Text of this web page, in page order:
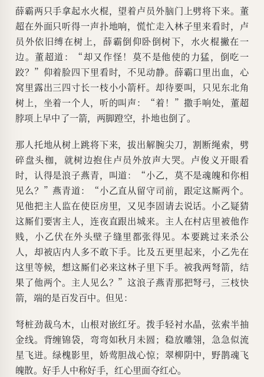
薛霸两只手拿起水火棍，望着卢员外脑门上劈将下来。董
超在外面只听得一声扑地响，慌忙走入林子里来看时，卢
员外依旧缚在树上，薛霸倒仰卧倒树下，水火棍撇在一
边。董超道：“却又作怪！莫不是他使的力猛，倒吃一
跤？”仰着脸四下里看时，不见动静。薛霸口里出血，心
窝里露出三四寸长一枝小小箭杆。却待要叫，只见东北角
树上，坐着一个人，听的叫声：“着！”撒手响处，董超
脖项上早中了一箭，两脚蹬空，扑地也倒了。
那人托地从树上跳将下来，拔出解腕尖刀，割断绳索，劈
碎盘头枷，就树边抱住卢员外放声大哭。卢俊义开眼看
时，认得是浪子燕青，叫道：“小乙，莫不是魂魄和你相
见么？”燕青道：“小乙直从留守司前，跟定这厮两个。
见他把主人监在使臣房里，又见李固请去说话。小乙疑猜
这厮们要害主人，连夜直跟出城来。主人在村店里被他作
贱，小乙伏在外头壁子缝里都张得见。本要跳过来杀公
人，却被店内人多不敢下手。比及五更里起来，小乙先在
这里等候，想这厮们必来这林子里下手。被我两弩箭，结
果了他两个。主人见么？”这浪子燕青那把弩弓，三枝快
箭，端的是百发百中。但见：
弩桩劲裁乌木，山根对嵌红牙。拨手轻衬水晶，弦索半抽
金线。背缠锦袋，弯弯如秋月未圆；稳放雕翎，急急似流
星飞迸。绿槐影里，娇莺胆战心惊；翠柳阴中，野鹊魂飞
魄散。好手人中称好手，红心里面夺红心。